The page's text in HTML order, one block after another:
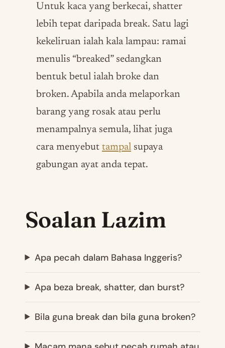
Untuk kaca yang berkecai, shatter
lebih tepat daripada break. Satu lagi
kekeliruan ialah kala lampau: ramai
menulis “breaked” sedangkan
bentuk betul ialah broke dan
broken. Apabila anda melaporkan
barang yang rosak atau perlu
menampalnya semula, lihat juga
cara menyebut tampal supaya
gabungan ayat anda tepat.
Soalan Lazim
Apa pecah dalam Bahasa Inggeris?
Apa beza break, shatter, dan burst?
Bila guna break dan bila guna broken?